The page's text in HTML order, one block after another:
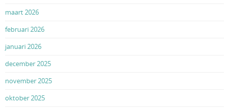
maart 2026
februari 2026
januari 2026
december 2025
november 2025
oktober 2025